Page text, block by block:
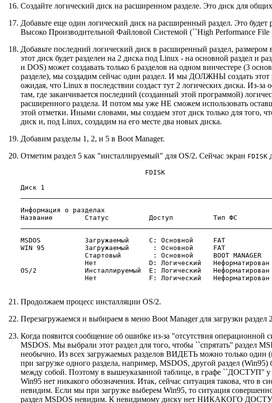
Создайте логический диск на расширенном разделе. Это диск для
Добавьте еще один логический диск на расширенный раздел. Это
Высоко Производительной Файловой Системой (``High Performance
Добавьте последний логический диск в расширенный раздел, размером
этот диск будет разделен на 2 диска под Linux - на основной раздел и
и DOS) может создавать только 6 разделов на одном винчестере (3
разделе), мы создадим сейчас один раздел. И мы ДОЛЖНЫ создать этот
ожидая, что Linux в последствии создаст тут 2 логических диска. Из-
там, где заканчивается последний (созданный этой программой)
расширенного раздела. И потом мы уже НЕ сможем использовать
этой отметки. Иными словами, мы создаем этот диск только для того,
диск и, под Linux, создадим на его месте два новых диска.
Добавим разделы 1, 2, и 5 в Boot Manager.
Отметим раздел 5 как "инсталлируемый" для OS/2. Сейчас экран FDISK
FDISK
Диск 1
Информация о разделах
Название        Статус          Доступ          Тип ФС
MSDOS           Загружаемый     C: Основной     FAT
WIN 95          Загружаемый      : Основной     FAT
Стартовый        : Основной     BOOT MANAGER
Нет             D: Логический   Неформатирован
OS/2            Инсталлируемый  E: Логический   Неформатирован
Нет             F: Логический   Неформатирован
Продолжаем процесс инсталляции OS/2.
Перезагружаемся и выбираем в меню Boot Manager для загрузки раздел
Когда появится сообщение об ошибке из-за "отсутствия операционной
MSDOS. Мы выбрали этот раздел для того, чтобы ``спрятать'' раздел
необычно. Из всех загружаемых разделов ВИДЕТЬ можно только один
при загрузке одного раздела, например, MSDOS, другой раздел
между собой. Поэтому в вышеуказанной таблице, в графе ``ДОСТУП'' у
Win95 нет никакого обозначения. Итак, сейчас ситуация такова, что в
невидим. Если мы при загрузке выберем Win95, то ситуация
раздел MSDOS невидим. К невидимому диску нет НИКАКОГО